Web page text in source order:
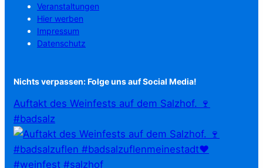
Veranstaltungen
Hier werben
Impressum
Datenschutz
Nichts verpassen: Folge uns auf Social Media!
Auftakt des Weinfests auf dem Salzhof. 🍷
#badsalz